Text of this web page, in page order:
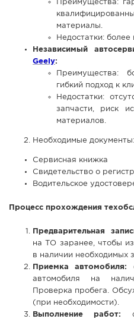
Преимущества:
материалы.
Недостатки: более
Независимый
Geely:
Преимущества:
гибкий подход к
Недостатки:
запчасти, риск
материалов.
Необходимые документы:
Сервисная книжка
Свидетельство о
Водительское
Процесс прохождения
Предварительная
на ТО заранее, чтобы
в наличии необходимых
Приемка автомобиля:
автомобиля на
Проверка пробега.
(при необходимости).
Выполнение работ: